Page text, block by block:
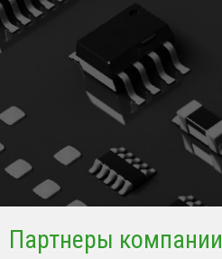
Партнеры компании